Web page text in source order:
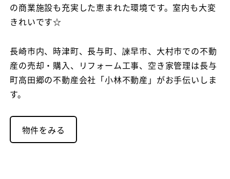
の商業施設も充実した恵まれた環境です。室内も大変
きれいです☆
長崎市内、時津町、長与町、諫早市、大村市での不動
産の売却・購入、リフォーム工事、空き家管理は長与
町高田郷の不動産会社「小林不動産」がお手伝いしま
す。
物件をみる